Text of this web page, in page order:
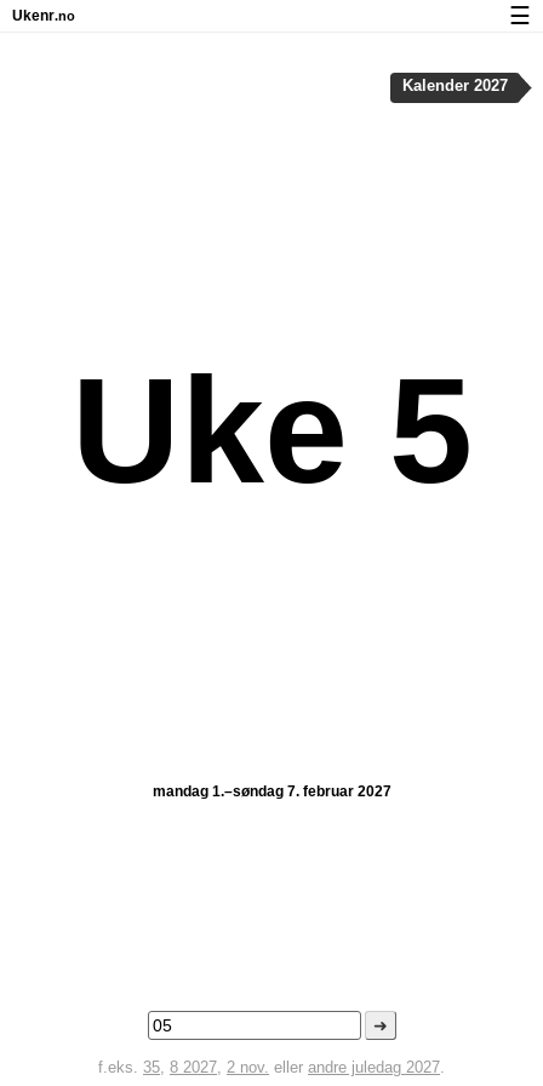
Uke 5
mandag 1.–søndag 7. februar 2027
➜
f.eks. 35, 8 2027, 2 nov. eller andre juledag 2027.
Kalender 2027
Ukenr.no ☰